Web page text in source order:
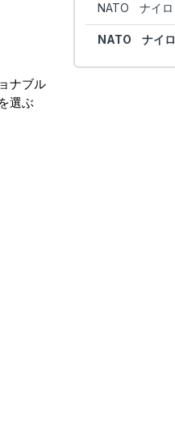
ナブル
選ぶ
NATO ナイロ
NATO ナイ